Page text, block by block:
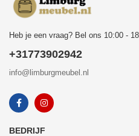
Heb je een vraag? Bel ons 10:00 -
+31773902942
info@limburgmeubel.nl
BEDRIJF